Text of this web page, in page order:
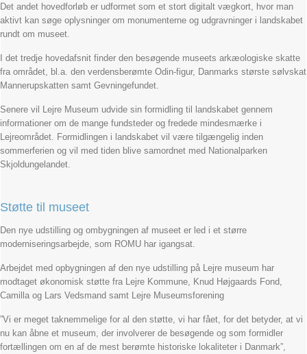
Det andet hovedforløb er udformet som et stort digitalt vægkort, hvor man
aktivt kan søge oplysninger om monumenterne og udgravninger i landskabet
rundt om museet.
I det tredje hovedafsnit finder den besøgende museets arkæologiske skatte
fra området, bl.a. den verdensberømte Odin-figur, Danmarks største sølvskat
Mannerupskatten samt Gevningefundet.
Senere vil Lejre Museum udvide sin formidling til landskabet gennem
informationer om de mange fundsteder og fredede mindesmærke i
Lejreområdet. Formidlingen i landskabet vil være tilgængelig inden
sommerferien og vil med tiden blive samordnet med Nationalparken
Skjoldungelandet.
Støtte til museet
Den nye udstilling og ombygningen af museet er led i et større
moderniseringsarbejde, som ROMU har igangsat.
Arbejdet med opbygningen af den nye udstilling på Lejre museum har
modtaget økonomisk støtte fra Lejre Kommune, Knud Højgaards Fond,
Camilla og Lars Vedsmand samt Lejre Museumsforening
”Vi er meget taknemmelige for al den støtte, vi har fået, for det betyder, at vi
nu kan åbne et museum, der involverer de besøgende og som formidler
fortællingen om en af de mest berømte historiske lokaliteter i Danmark”,